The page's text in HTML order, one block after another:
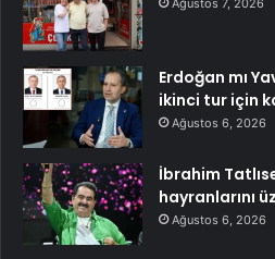
Ağustos 7, 2026
Erdoğan mı
ikinci tur için
Ağustos 6, 2026
İbrahim
hayranlarını
Ağustos 6, 2026